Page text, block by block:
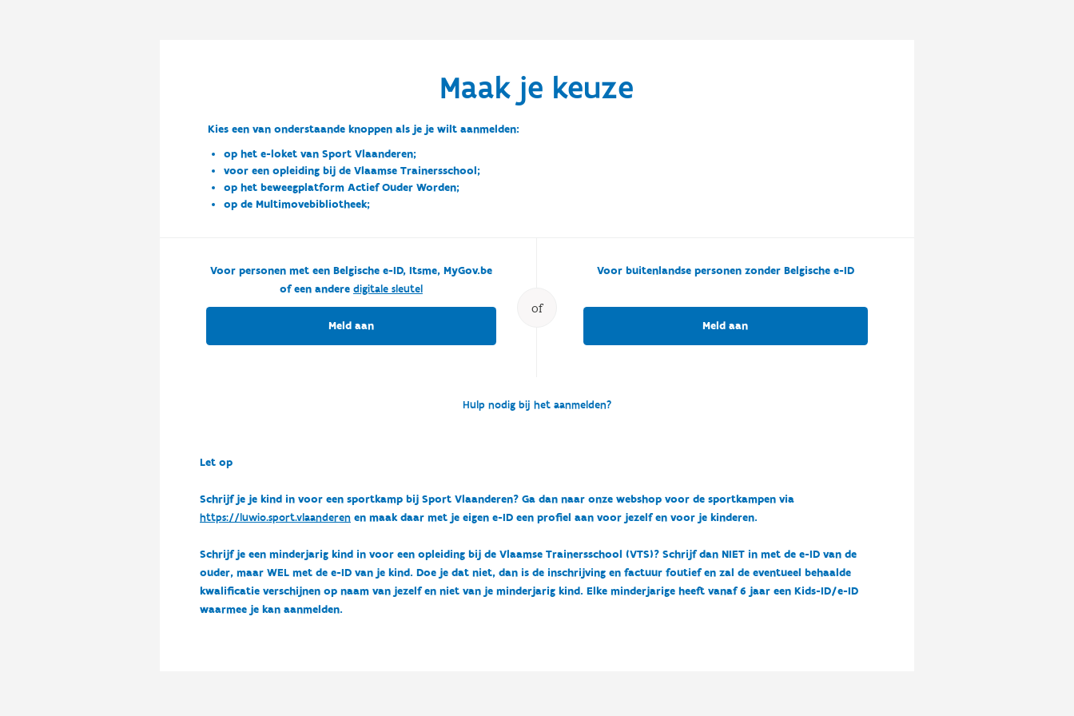
Maak je keuze
Kies een van onderstaande knoppen als je je wilt aanmelden:
op het e-loket van Sport Vlaanderen;
voor een opleiding bij de Vlaamse Trainersschool;
op het beweegplatform Actief Ouder Worden;
op de Multimovebibliotheek;
of
Voor personen met een Belgische e-ID, Itsme, MyGov.be
of een andere digitale sleutel
Meld aan
Voor buitenlandse personen zonder Belgische e-ID
Meld aan
Hulp nodig bij het aanmelden?
Let op
Schrijf je je kind in voor een sportkamp bij Sport Vlaanderen? Ga dan naar onze webshop voor de sportkampen via
https://luwio.sport.vlaanderenen maak daar met je eigen e-ID een profiel aan voor jezelf en voor je kinderen.
Schrijf je een minderjarig kind in voor een opleiding bij de Vlaamse Trainersschool (VTS)? Schrijf dan NIET in met de e-ID van de
ouder, maar WEL met de e-ID van je kind. Doe je dat niet, dan is de inschrijving en factuur foutief en zal de eventueel behaalde
kwalificatie verschijnen op naam van jezelf en niet van je minderjarig kind. Elke minderjarige heeft vanaf 6 jaar een Kids-ID/e-ID
waarmee je kan aanmelden.